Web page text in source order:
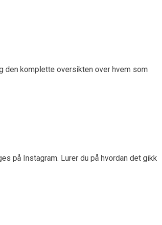
den komplette oversikten over hvem som
på Instagram. Lurer du på hvordan det gikk